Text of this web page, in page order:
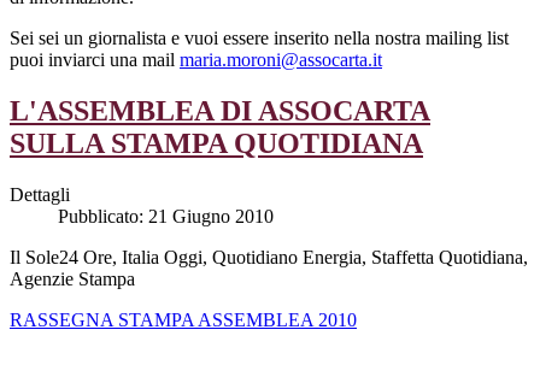
Sei sei un giornalista e vuoi essere inserito nella nostra mailing list
puoi inviarci una mail maria.moroni@assocarta.it
L'ASSEMBLEA DI ASSOCARTA
SULLA STAMPA QUOTIDIANA
Dettagli
Pubblicato: 21 Giugno 2010
Il Sole24 Ore, Italia Oggi, Quotidiano Energia, Staffetta Quotidiana,
Agenzie Stampa
RASSEGNA STAMPA ASSEMBLEA 2010